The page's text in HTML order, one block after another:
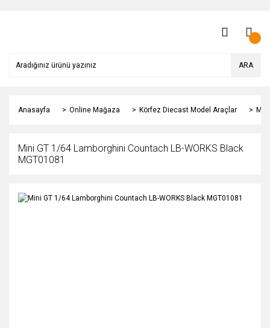
ARA
Anasayfa Online Mağaza Körfez Diecast Model Araçlar
Mini GT 1/64 Lamborghini Countach LB-WORKS Black
MGT01081